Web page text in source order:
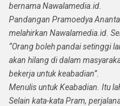
bernama Nawalamedia.id.
Pandangan Pramoedya
melahirkan Nawalamedia.id.
“Orang boleh pandai setinggi
akan hilang di dalam
bekerja untuk keabadian”.
Menulis untuk Keabadian. Itu
Selain kata-kata Pram,